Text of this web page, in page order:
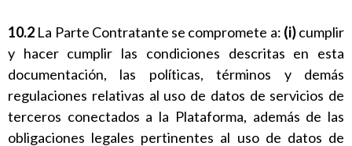
10.2 La Parte Contratante se compromete a: (i)cumplir
y hacer cumplir las condiciones descritas en esta
documentación, las políticas, términos y demás
regulaciones relativas al uso de datos de servicios de
terceros conectados a la Plataforma, además de las
obligaciones legales pertinentes al uso de datos de